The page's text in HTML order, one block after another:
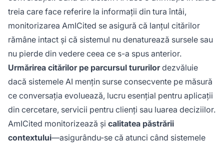
treia care face referire la informații din tura întâi,
monitorizarea AmICited se asigură că lanțul citărilor
rămâne intact și că sistemul nu denaturează sursele sau
nu pierde din vedere ceea ce s-a spus anterior.
Urmărirea citărilor pe parcursul tururilordezvăluie
dacă sistemele AI mențin surse consecvente pe măsură
ce conversația evoluează, lucru esențial pentru aplicații
din cercetare, servicii pentru clienți sau luarea deciziilor.
AmICited monitorizează și calitatea păstrării
contextului—asigurându-se că atunci când sistemele